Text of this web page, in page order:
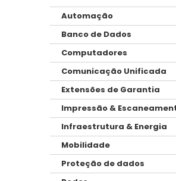
Automação
Banco de Dados
Computadores
Comunicação Unificada
Extensões de Garantia
Impressão &
Infraestrutura & Energia
Mobilidade
Proteção de dados